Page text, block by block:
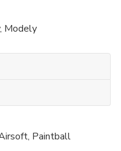
Modely
Paintball